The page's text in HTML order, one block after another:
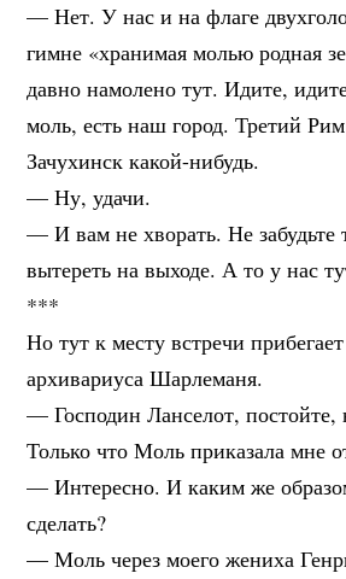
— Нет. У нас и на флаге
гимне «хранимая молью родная
давно намолено тут. Идите,
моль, есть наш город. Третий
Зачухинск какой-нибудь.
— Ну, удачи.
— И вам не хворать. Не забудьте
вытереть на выходе. А то у нас
***
Но тут к месту встречи
архивариуса Шарлеманя.
— Господин Ланселот, постойте,
Только что Моль приказала мне
— Интересно. И каким же
сделать?
— Моль через моего жениха